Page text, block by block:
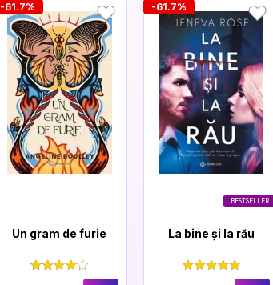
-61.7%
Un gram de furie
BESTSELLER
-61.7%
La bine și la rău